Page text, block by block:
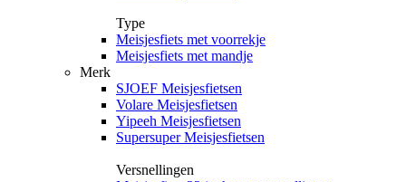
Type
Meisjesfiets met voorrekje
Meisjesfiets met mandje
Merk
SJOEF Meisjesfietsen
Volare Meisjesfietsen
Yipeeh Meisjesfietsen
Supersuper Meisjesfietsen
Versnellingen